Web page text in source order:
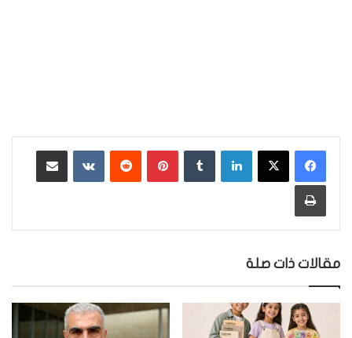
لينكدإن بينتيريست ‏VKontakte
طباعة
مقالات ذات صلة